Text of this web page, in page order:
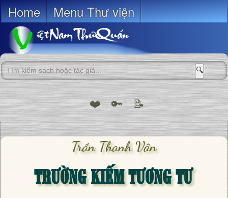
Home Menu Thư viện
🔍
❤️ 🔑 📝
Trần Thanh Vân
TRƯỜNG KIẾM TƯƠNG TƯ